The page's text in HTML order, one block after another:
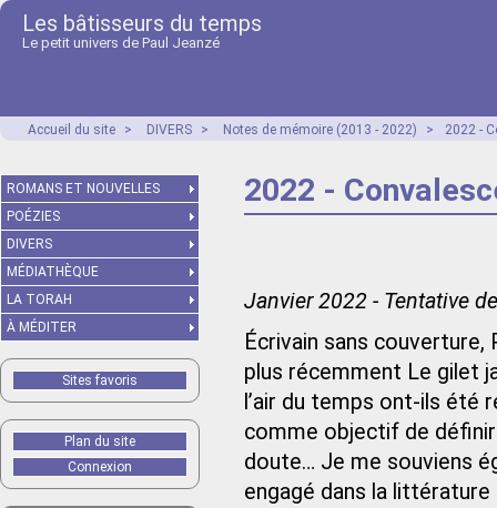
Les bâtisseurs du temps
Le petit univers de Paul Jeanzé
Accueil du site > DIVERS > Notes de mémoire (2013 - 2022) > 2022 -
2022 -
Janvier 2022 - Tentative
Écrivain sans
plus récemment Le gilet
l’air du temps ont-ils été
comme objectif de définir
doute… Je me souviens
engagé dans la littérature
ROMANS ET NOUVELLES
POÉZIES
DIVERS
MÉDIATHÈQUE
LA TORAH
À MÉDITER
Sites favoris
Plan du site
Connexion